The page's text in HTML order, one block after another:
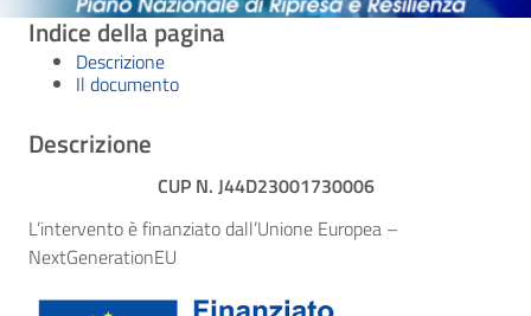
Indice della pagina
Descrizione
Il documento
Descrizione
CUP N. J44D23001730006
L’intervento è finanziato dall’Unione Europea –
NextGenerationEU